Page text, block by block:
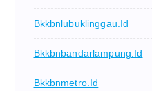
Bkkbnlubuklinggau.id
Bkkbnbandarlampung.id
Bkkbnmetro.id